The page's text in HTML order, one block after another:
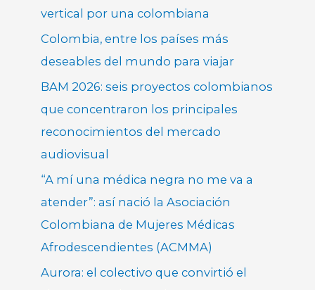
vertical por una colombiana
Colombia, entre los países más
deseables del mundo para viajar
BAM 2026: seis proyectos colombianos
que concentraron los principales
reconocimientos del mercado
audiovisual
“A mí una médica negra no me va a
atender”: así nació la Asociación
Colombiana de Mujeres Médicas
Afrodescendientes (ACMMA)
Aurora: el colectivo que convirtió el